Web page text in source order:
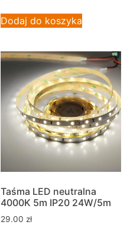
Dodaj do koszyka
Taśma LED neutralna
4000K 5m IP20 24W/5m
29.00 zł